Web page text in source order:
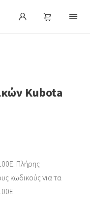
Kubota
Πλήρης
κωδικούς για τα